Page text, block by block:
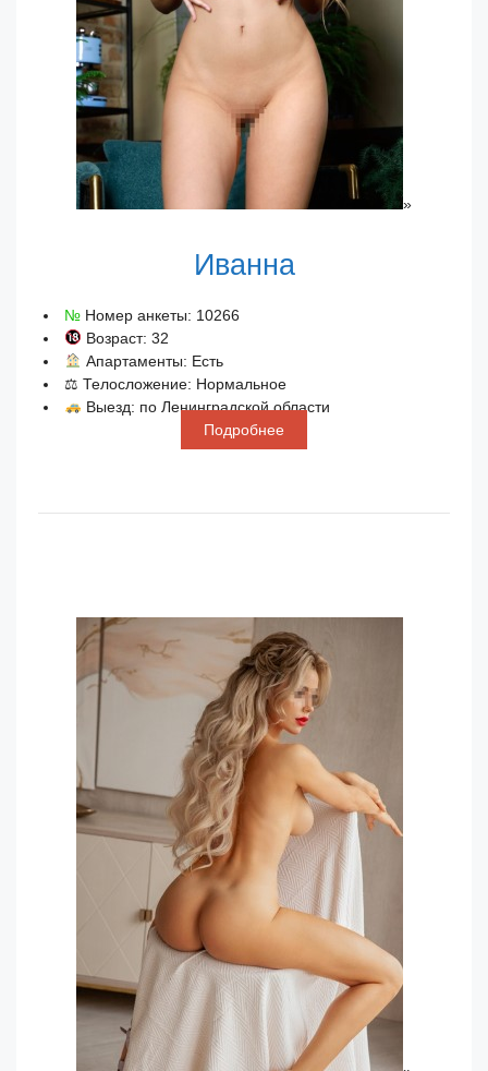
»
Иванна
№ Номер анкеты: 10266
Возраст: 32
Апартаменты: Есть
⚖ Телосложение: Нормальное
Выезд: по Ленинградской области
Подробнее